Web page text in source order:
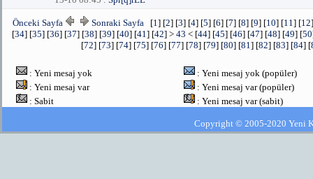
Önceki Sayfa Sonraki Sayfa [1] [2] [3] [4] [5] [6] [7] [8] [9] [10] [11] [12
[34] [35] [36] [37] [38] [39] [40] [41] [42] > 43 < [44] [45] [46] [47] [48] [49] [50
[72] [73] [74] [75] [76] [77] [78] [79] [80] [81] [82] [83] [84] [
: Yeni mesaj yok
: Yeni mesaj var
: Sabit
: Yeni mesaj yok (popüler)
: Yeni mesaj var (popüler)
: Yeni mesaj var (sabit)
Copyright © 2005-2020 Yeni